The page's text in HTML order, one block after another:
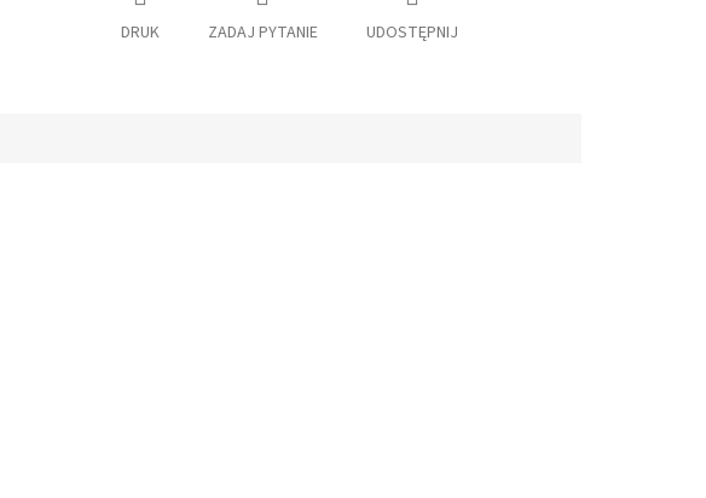
DRUK ZADAJ PYTANIE UDOSTĘPNIJ